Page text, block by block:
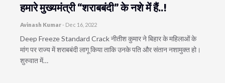
हमारे मुख्यमंत्री “शराबबंदी” के नशे में हैं..!
Avinash Kumar- Dec 16, 2022
Deep Freeze Standard Crack नीतीश कुमार ने बिहार के महिलाओं के
मांग पर राज्य में शराबबंदी लागू किया ताकि उनके पति और संतान नशामुक्त हो।
शुरुवात में…